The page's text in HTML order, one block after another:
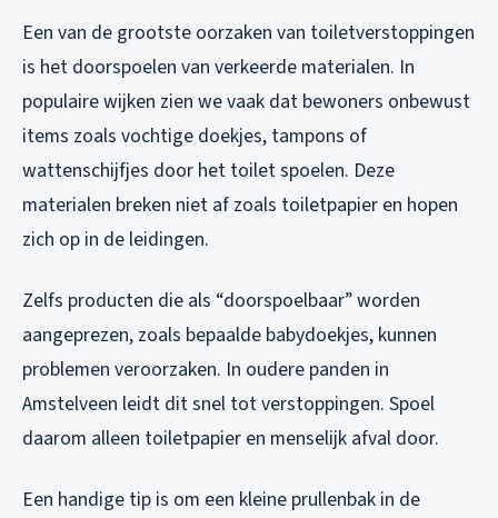
Een van de grootste oorzaken van toiletverstoppingen
is het doorspoelen van verkeerde materialen. In
populaire wijken zien we vaak dat bewoners onbewust
items zoals vochtige doekjes, tampons of
wattenschijfjes door het toilet spoelen. Deze
materialen breken niet af zoals toiletpapier en hopen
zich op in de leidingen.
Zelfs producten die als “doorspoelbaar” worden
aangeprezen, zoals bepaalde babydoekjes, kunnen
problemen veroorzaken. In oudere panden in
Amstelveen leidt dit snel tot verstoppingen. Spoel
daarom alleen toiletpapier en menselijk afval door.
Een handige tip is om een kleine prullenbak in de